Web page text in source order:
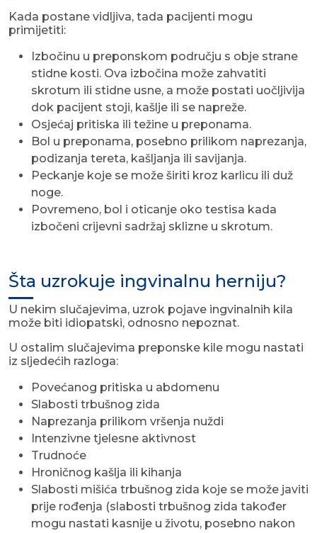
Kada postane vidljiva, tada pacijenti mogu
primijetiti:
Izbočinu u preponskom području s obje strane
stidne kosti. Ova izbočina može zahvatiti
skrotum ili stidne usne, a može postati uočljivija
dok pacijent stoji, kašlje ili se napreže.
Osjećaj pritiska ili težine u preponama.
Bol u preponama, posebno prilikom naprezanja,
podizanja tereta, kašljanja ili savijanja.
Peckanje koje se može širiti kroz karlicu ili duž
noge.
Povremeno, bol i oticanje oko testisa kada
izbočeni crijevni sadržaj sklizne u skrotum.
Šta uzrokuje ingvinalnu herniju?
U nekim slučajevima, uzrok pojave ingvinalnih kila
može biti idiopatski, odnosno nepoznat.
U ostalim slučajevima preponske kile mogu nastati
iz sljedećih razloga:
Povećanog pritiska u abdomenu
Slabosti trbušnog zida
Naprezanja prilikom vršenja nuždi
Intenzivne tjelesne aktivnost
Trudnoće
Hroničnog kašlja ili kihanja
Slabosti mišića trbušnog zida koje se može javiti
prije rođenja (slabosti trbušnog zida također
mogu nastati kasnije u životu, posebno nakon